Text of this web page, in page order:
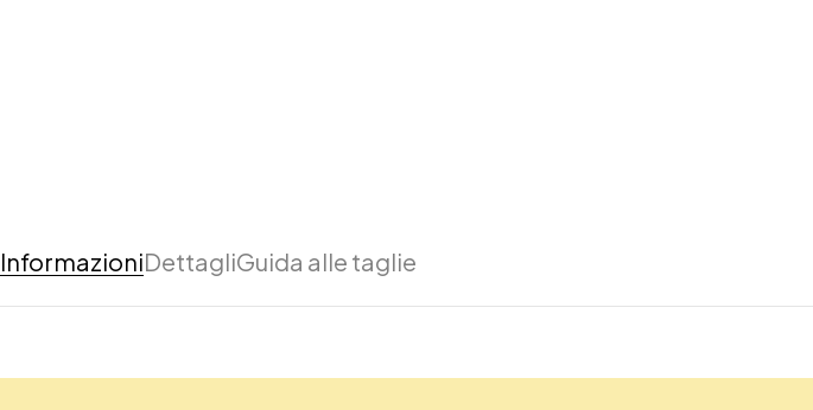
InformazioniDettagliGuida alle taglie